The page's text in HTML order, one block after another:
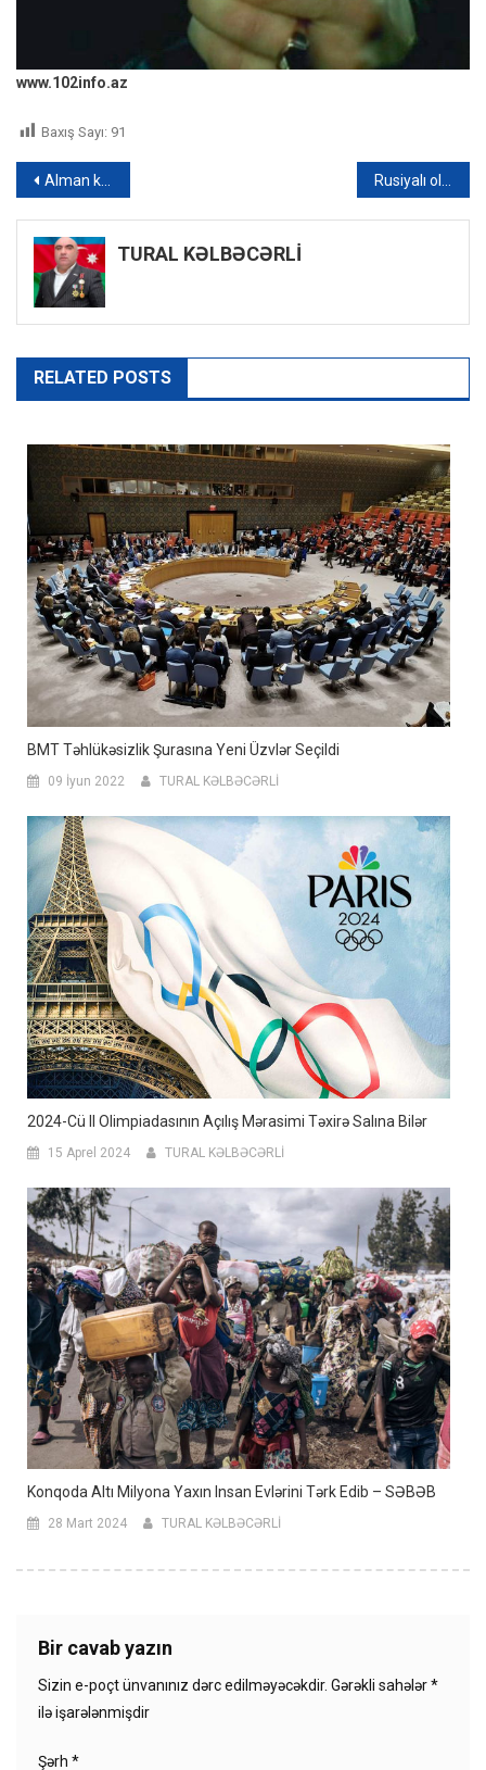
www.102info.az
Baxış Sayı: 91
Yazı
naviqasiyası
Alman konserni yeni “KF-51 Panther” tankını təqdim etdi – VİDEO
TURAL KƏLBƏCƏRLİ
RELATED POSTS
BMT Təhlükəsizlik Şurasına Yeni Üzvlər Seçildi
09 İyun 2022 TURAL KƏLBƏCƏRLİ
2024-Cü Il Olimpiadasının Açılış Mərasimi Təxirə Salına Bilər
15 Aprel 2024 TURAL KƏLBƏCƏRLİ
Konqoda Altı Milyona Yaxın Insan Evlərini Tərk Edib – SƏBƏB
28 Mart 2024 TURAL KƏLBƏCƏRLİ
Bir cavab yazın
Sizin e-poçt ünvanınız dərc edilməyəcəkdir. Gərəkli sahələr*
ilə işarələnmişdir
Şərh *